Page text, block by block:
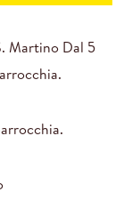
Martino Dal 5